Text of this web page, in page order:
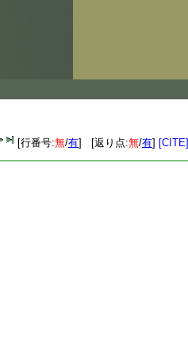
[行番号:無/有] [返り点:無/有] [CITE]